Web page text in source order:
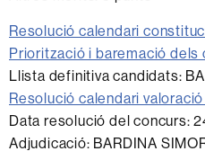
Resolució calendari
Priorització i baremació dels
Llista definitiva candidats:
Resolució calendari
Data resolució del concurs:
Adjudicació: BARDINA